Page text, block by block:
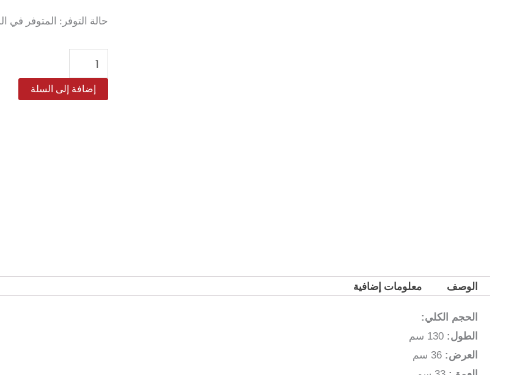
حالة التوفر: المتوفر في
كمية
غسيل
من
الخيزران
إضافة إلى السلة
الوصف معلومات إضافية
الحجم الكلي:
الطول: 130 سم
العرض: 36 سم